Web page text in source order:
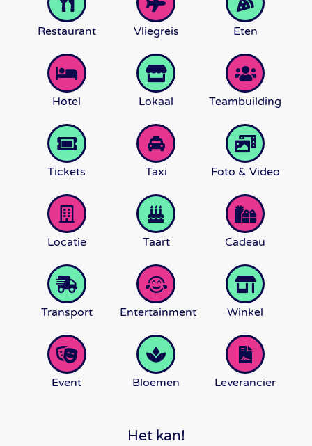
Restaurant Vliegreis Eten
Hotel Lokaal Teambuilding
Tickets Taxi Foto & Video
Locatie Taart Cadeau
Transport Entertainment Winkel
Event Bloemen Leverancier
Het kan!